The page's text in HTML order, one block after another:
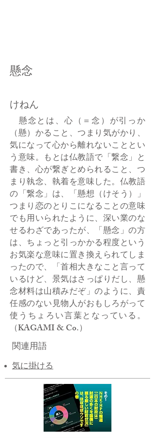
懸念
けねん
懸念とは、心（＝念）が引っか
（懸）かること、つまり気がかり、
気になって心から離れないこととい
う意味。もとは仏教語で「繋念」と
書き、心が繋ぎとめられること、つ
まり執念、執着を意味した。仏教語
の「繋念」は、「懸想（けそう）」
つまり恋のとりこになることの意味
でも用いられたように、深い業のな
せるわざであったが、「懸念」の方
は、ちょっと引っかかる程度という
お気楽な意味に置き換えられてしま
ったので、「首相大きなこと言って
いるけど、景気はさっぱりだし、懸
念材料は山積みだぞ」のように、責
任感のない見物人がおもしろがって
使うちょろい言葉となっている。
（KAGAMI & Co.）
関連用語
気に掛ける